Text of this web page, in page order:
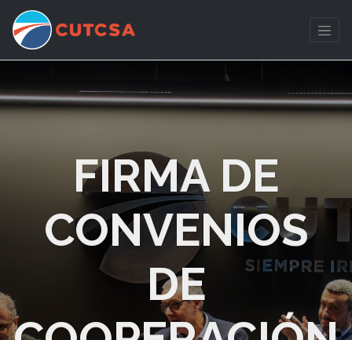
FIRMA DE
CONVENIOS
DE